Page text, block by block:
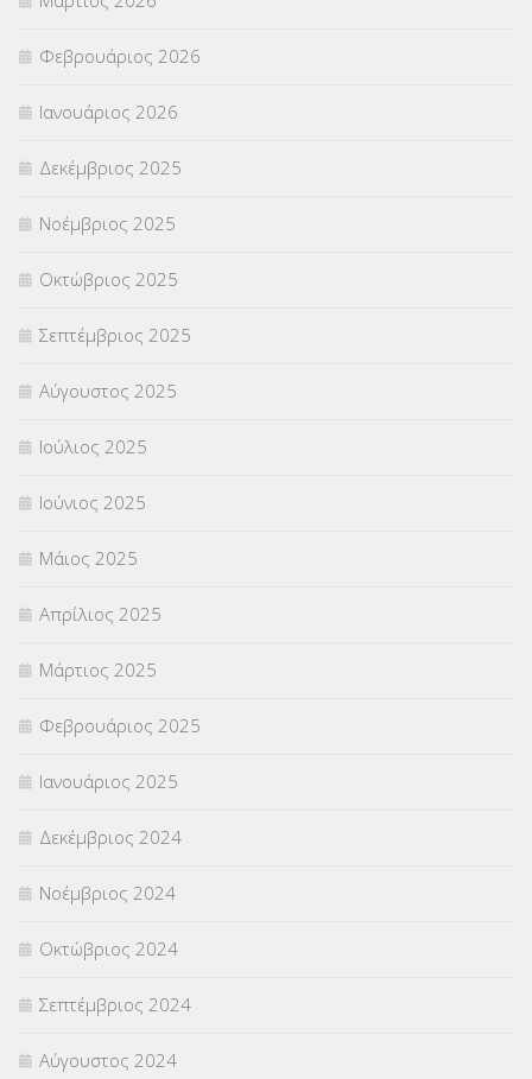
Φεβρουάριος 2026
Ιανουάριος 2026
Δεκέμβριος 2025
Νοέμβριος 2025
Οκτώβριος 2025
Σεπτέμβριος 2025
Αύγουστος 2025
Ιούλιος 2025
Ιούνιος 2025
Μάιος 2025
Απρίλιος 2025
Μάρτιος 2025
Φεβρουάριος 2025
Ιανουάριος 2025
Δεκέμβριος 2024
Νοέμβριος 2024
Οκτώβριος 2024
Σεπτέμβριος 2024
Αύγουστος 2024